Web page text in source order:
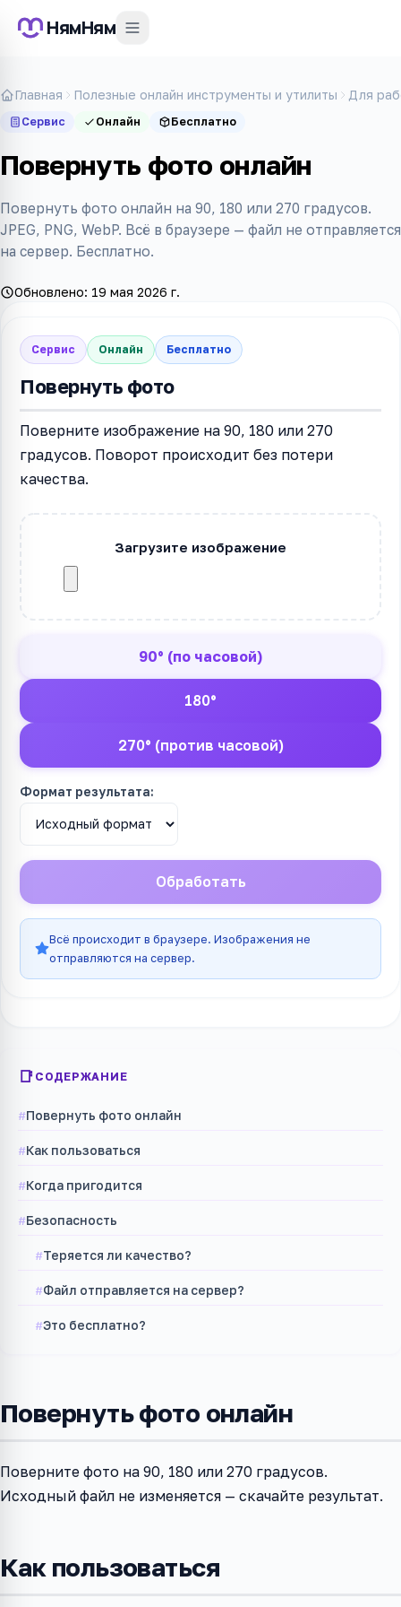
НямНям
Главная Полезные онлайн инструменты и утилиты Для
Сервис Онлайн Бесплатно
Повернуть фото онлайн
Повернуть фото онлайн на 90, 180 или 270 градусов.
JPEG, PNG, WebP. Всё в браузере — файл не отправляется
на сервер. Бесплатно.
Обновлено: 19 мая 2026 г.
Сервис Онлайн Бесплатно
Повернуть фото
Поверните изображение на 90, 180 или 270
градусов. Поворот происходит без потери
качества.
Загрузите изображение
90° (по часовой)
180°
270° (против часовой)
Формат результата:
Обработать
Всё происходит в браузере. Изображения не
отправляются на сервер.
СОДЕРЖАНИЕ
Повернуть фото онлайн
Как пользоваться
Когда пригодится
Безопасность
Теряется ли качество?
Файл отправляется на сервер?
Это бесплатно?
Повернуть фото онлайн
Поверните фото на 90, 180 или 270 градусов.
Исходный файл не изменяется — скачайте результат.
Как пользоваться